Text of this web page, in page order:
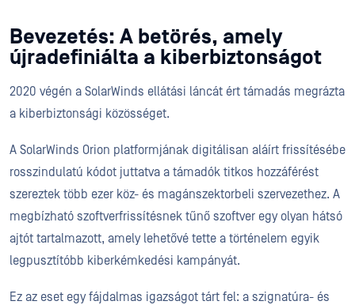
Bevezetés: A betörés, amely
újradefiniálta a kiberbiztonságot
2020 végén a SolarWinds ellátási láncát ért támadás megrázta
a kiberbiztonsági közösséget.
A SolarWinds Orion platformjának digitálisan aláírt frissítésébe
rosszindulatú kódot juttatva a támadók titkos hozzáférést
szereztek több ezer köz- és magánszektorbeli szervezethez. A
megbízható szoftverfrissítésnek tűnő szoftver egy olyan hátsó
ajtót tartalmazott, amely lehetővé tette a történelem egyik
legpusztítóbb kiberkémkedési kampányát.
Ez az eset egy fájdalmas igazságot tárt fel: a szignatúra- és